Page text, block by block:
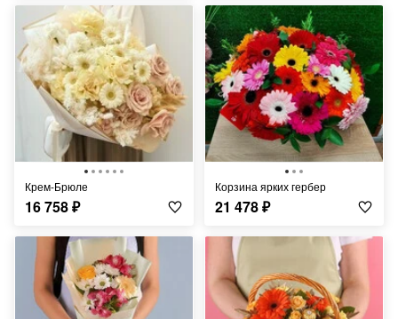
Крем-Брюле
16 758₽
Корзина ярких гербер
21 478₽